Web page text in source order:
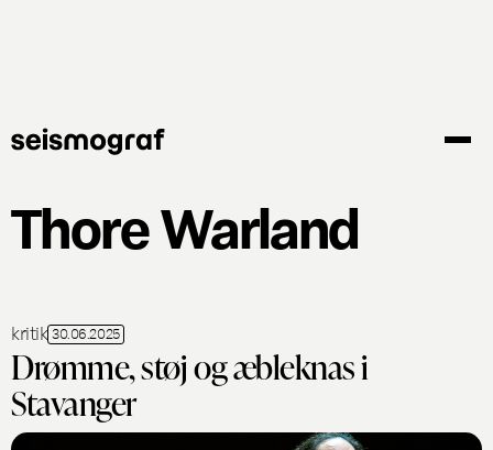
Thore Warland
kritik 30.06.2025
Drømme, støj og æbleknas i
Stavanger